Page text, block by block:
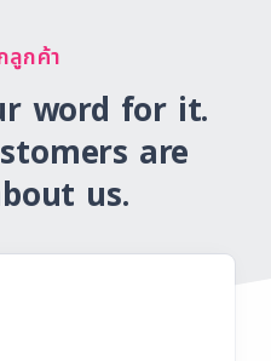
ลูกค้า
word for it.
are
us.